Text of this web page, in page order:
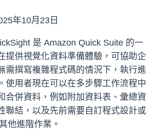
年10月23日
是 Amazon Quick Suite 的一
提供視覺化資料準備體驗，可協助企
需撰寫複雜程式碼的情況下，執行進
使用者現在可以在多步驟工作流程中
合併資料，例如附加資料表、彙總資
聯結，以及先前需要自訂程式設計或
他進階作業。